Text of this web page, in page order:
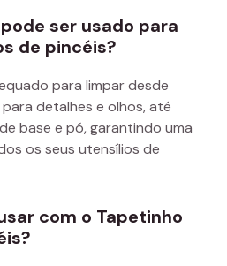
ser usado para
de pincéis?
para limpar desde
detalhes e olhos, até
base e pó, garantindo uma
os seus utensílios de
com o Tapetinho